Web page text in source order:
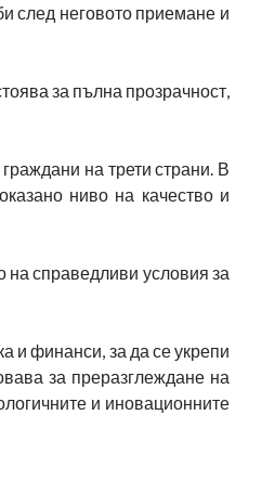
след неговото приемане и
за пълна прозрачност,
на трети страни. В
ниво на качество и
на справедливи условия за
и финанси, за да се укрепи
за преразглеждане на
и иновационните